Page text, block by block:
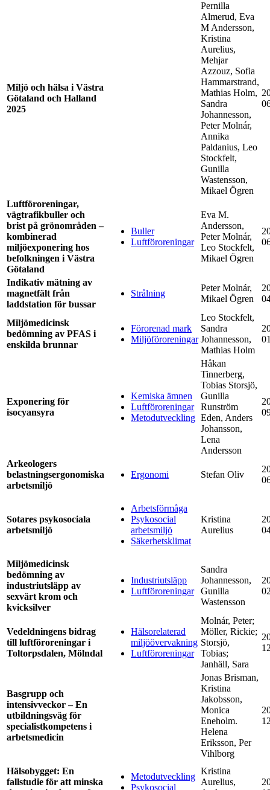
Miljö och hälsa i Västra
Götaland och Halland
2025
Pernilla
Almerud, Eva
M Andersson,
Kristina
Aurelius,
Mehjar
Azzouz, Sofia
Hammarstrand,
Mathias Holm,
Sandra
Johannesson,
Peter Molnár,
Annika
Paldanius, Leo
Stockfelt,
Gunilla
Wastensson,
Mikael Ögren
Luftföroreningar,
vägtrafikbuller och
brist på grönområden –
kombinerad
miljöexponering hos
befolkningen i Västra
Götaland
Buller
Luftföroreningar
Eva M.
Andersson,
Peter Molnár,
Leo Stockfelt,
Mikael Ögren
Indikativ mätning av
magnetfält från
laddstation för bussar
Strålning
Peter Molnár,
Mikael Ögren
Miljömedicinsk
bedömning av PFAS i
enskilda brunnar
Förorenad mark
Miljöföroreningar
Leo Stockfelt,
Sandra
Johannesson,
Mathias Holm
Exponering för
isocyansyra
Kemiska ämnen
Luftföroreningar
Metodutveckling
Håkan
Tinnerberg,
Tobias Storsjö,
Gunilla
Runström
Eden, Anders
Johansson,
Lena
Andersson
Arkeologers
belastningsergonomiska
arbetsmiljö
Ergonomi Stefan Oliv
Sotares psykosociala
arbetsmiljö
Arbetsförmåga
Psykosocial
arbetsmiljö
Säkerhetsklimat
Kristina
Aurelius
Miljömedicinsk
bedömning av
industriutsläpp av
sexvärt krom och
kvicksilver
Industriutsläpp
Luftföroreningar
Sandra
Johannesson,
Gunilla
Wastensson
Vedeldningens bidrag
till luftföroreningar i
Toltorpsdalen, Mölndal
Hälsorelaterad
miljöövervakning
Luftföroreningar
Molnár, Peter;
Möller, Rickie;
Storsjö,
Tobias;
Janhäll, Sara
Basgrupp och
intensivveckor – En
utbildningsväg för
specialistkompetens i
arbetsmedicin
Jonas Brisman,
Kristina
Jakobsson,
Monica
Eneholm.
Helena
Eriksson, Per
Vihlborg
Hälsobygget: En
fallstudie för att minska
Metodutveckling
Psykosocial
Kristina
Aurelius,